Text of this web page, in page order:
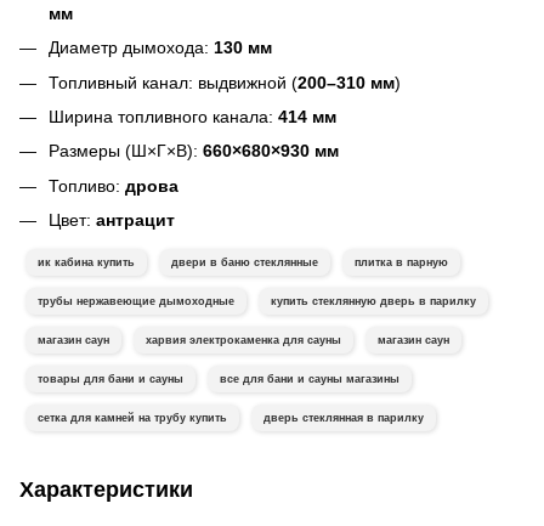
мм
Диаметр дымохода: 130 мм
Топливный канал: выдвижной (200–310 мм)
Ширина топливного канала: 414 мм
Размеры (Ш×Г×В): 660×680×930 мм
Топливо: дрова
Цвет: антрацит
ик кабина купить двери в баню стеклянные плитка в парную
трубы нержавеющие дымоходные купить стеклянную дверь в парилку
магазин саун харвия электрокаменка для сауны магазин саун
товары для бани и сауны все для бани и сауны магазины
сетка для камней на трубу купить дверь стеклянная в парилку
Характеристики